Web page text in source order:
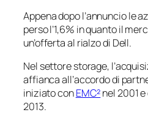
Appena dopo l’annuncio le
perso l’1,6% in quanto il
un’offerta al rialzo di Dell.
Nel settore storage,
affianca all’accordo di
iniziato conEMC²nel 2001
2013.